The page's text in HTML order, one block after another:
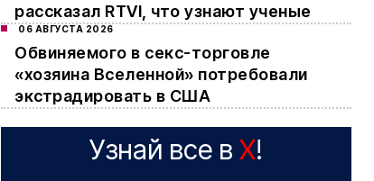
рассказал RTVI, что узнают ученые
06 АВГУСТА 2026
Обвиняемого в секс-торговле
«хозяина Вселенной» потребовали
экстрадировать в США
Узнай все в X!